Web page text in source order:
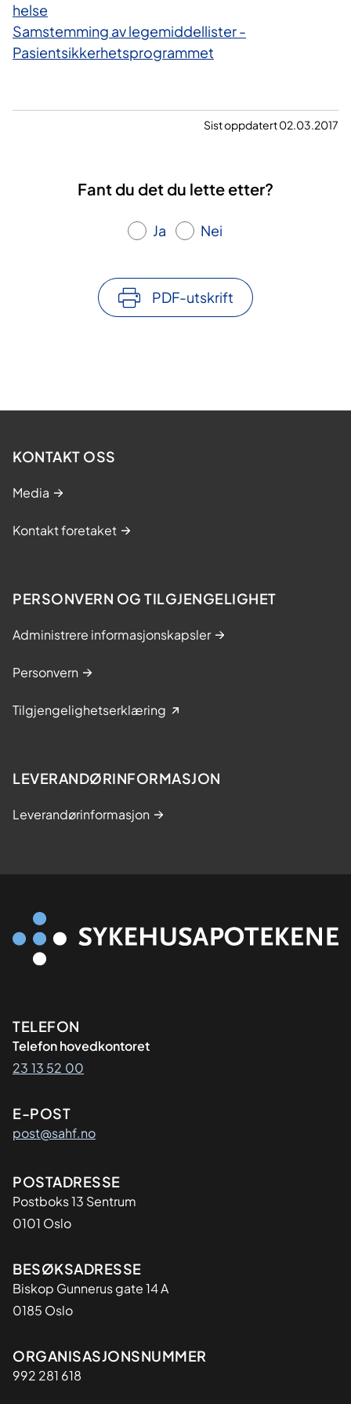
helse
Samstemming av legemiddellister -
Pasientsikkerhetsprogrammet
Sist oppdatert 02.03.2017
Fant du det du lette etter?
Ja Nei
PDF-utskrift
KONTAKT OSS
Media
Kontakt foretaket
PERSONVERN OG TILGJENGELIGHET
Administrere informasjonskapsler
Personvern
Tilgjengelighetserklæring
LEVERANDØRINFORMASJON
Leverandørinformasjon
Kontaktinformasjon
TELEFON
Telefon hovedkontoret
23 13 52 00
E-POST
post@sahf.no
Adresse
POSTADRESSE
Postboks 13 Sentrum
0101 Oslo
BESØKSADRESSE
Biskop Gunnerus gate 14 A
0185 Oslo
Organisasjon
ORGANISASJONSNUMMER
992 281 618